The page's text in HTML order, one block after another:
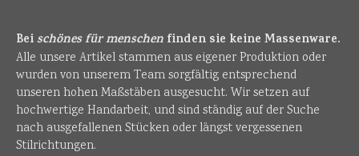
Beischönes für menschen finden sie keine Massenware.
Alle unsere Artikel stammen aus eigener Produktion oder
wurden von unserem Team sorgfältig entsprechend
unseren hohen Maßstäben ausgesucht. Wir setzen auf
hochwertige Handarbeit, und sind ständig auf der Suche
nach ausgefallenen Stücken oder längst vergessenen
Stilrichtungen.